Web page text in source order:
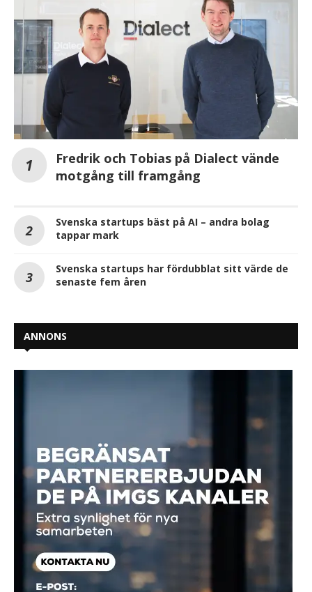
Fredrik och Tobias på Dialect vände
motgång till framgång
Svenska startups bäst på AI – andra bolag
tappar mark
Svenska startups har fördubblat sitt värde de
senaste fem åren
ANNONS